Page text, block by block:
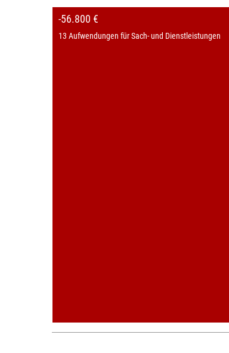
-56.800 €
13 Aufwendungen für Sach- und Dienstleistungen